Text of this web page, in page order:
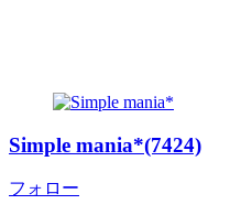
Simple mania*(7424)
フォロー